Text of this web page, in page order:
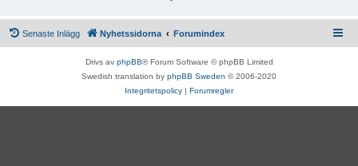
Senaste Inlägg Nyhetssidorna Forumindex
Drivs av phpBB® Forum Software © phpBB Limited
Swedish translation by phpBB Sweden © 2006-2020
Integritetspolicy | Forumregler